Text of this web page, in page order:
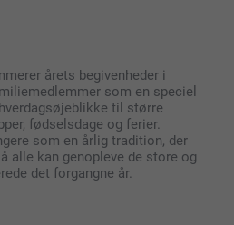
årets begivenheder i
som en speciel
til større
fødselsdage og ferier.
som en årlig tradition, der
alle kan genopleve de store og
det forgangne år.